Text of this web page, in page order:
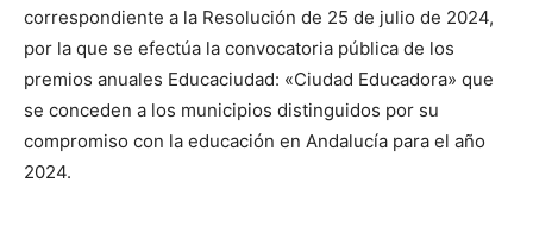
correspondiente a la Resolución de 25 de julio de 2024,
por la que se efectúa la convocatoria pública de los
premios anuales Educaciudad: «Ciudad Educadora» que
se conceden a los municipios distinguidos por su
compromiso con la educación en Andalucía para el año
2024.